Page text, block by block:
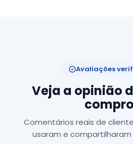
Avaliações
Veja a opinião
Comentários reais de
usaram e compartilharam